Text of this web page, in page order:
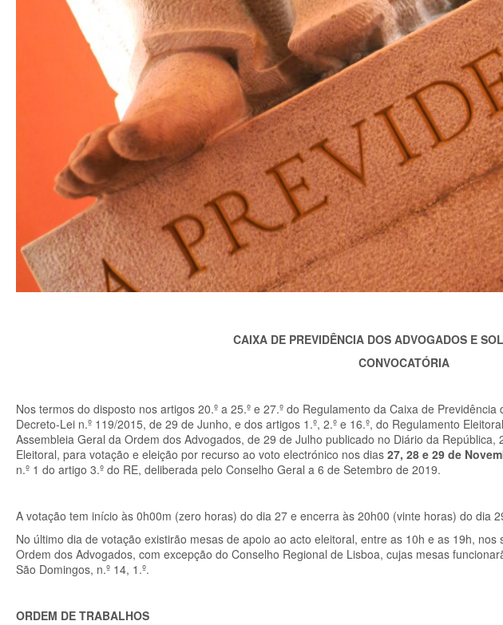
CAIXA DE PREVIDÊNCIA DOS ADVOGADOS E
CONVOCATÓRIA
Nos termos do disposto nos artigos 20.º a 25.º e 27.º do Regulamento da Caixa de
Decreto-Lei n.º 119/2015, de 29 de Junho, e dos artigos 1.º, 2.º e 16.º, do Regulamento
Assembleia Geral da Ordem dos Advogados, de 29 de Julho publicado no Diário da República,
Eleitoral, para votação e eleição por recurso ao voto electrónico nos dias 27, 28 e 29 de
n.º 1 do artigo 3.º do RE, deliberada pelo Conselho Geral a 6 de Setembro de 2019.
A votação tem início às 0h00m (zero horas) do dia 27 e encerra às 20h00 (vinte horas) do dia
No último dia de votação existirão mesas de apoio ao acto eleitoral, entre as 10h e as 19h,
Ordem dos Advogados, com excepção do Conselho Regional de Lisboa, cujas mesas
São Domingos, n.º 14, 1.º.
ORDEM DE TRABALHOS